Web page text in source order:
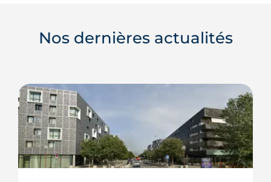
Nos dernières actualités